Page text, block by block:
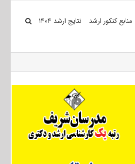
منابع کنکور ارشد نتایج ارشد ۱۴۰۴